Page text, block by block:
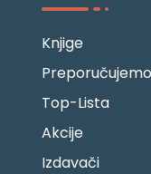
Knjige
Preporučujemo
Top-Lista
Akcije
Izdavači